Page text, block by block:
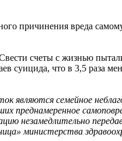
причинения вреда
счеты с жизнью
суицида, что в 3,5 раза
являются семейное
преднамеренное
незамедлительно
министерства